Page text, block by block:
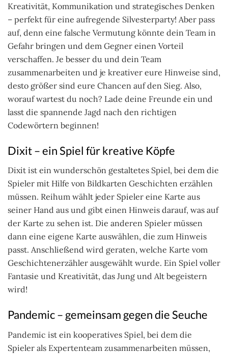
Kreativität, Kommunikation und strategisches Denken
– perfekt für eine aufregende Silvesterparty! Aber pass
auf, denn eine falsche Vermutung könnte dein Team in
Gefahr bringen und dem Gegner einen Vorteil
verschaffen. Je besser du und dein Team
zusammenarbeiten und je kreativer eure Hinweise sind,
desto größer sind eure Chancen auf den Sieg. Also,
worauf wartest du noch? Lade deine Freunde ein und
lasst die spannende Jagd nach den richtigen
Codewörtern beginnen!
Dixit – ein Spiel für kreative Köpfe
Dixit ist ein wunderschön gestaltetes Spiel, bei dem die
Spieler mit Hilfe von Bildkarten Geschichten erzählen
müssen. Reihum wählt jeder Spieler eine Karte aus
seiner Hand aus und gibt einen Hinweis darauf, was auf
der Karte zu sehen ist. Die anderen Spieler müssen
dann eine eigene Karte auswählen, die zum Hinweis
passt. Anschließend wird geraten, welche Karte vom
Geschichtenerzähler ausgewählt wurde. Ein Spiel voller
Fantasie und Kreativität, das Jung und Alt begeistern
wird!
Pandemic – gemeinsam gegen die Seuche
Pandemic ist ein kooperatives Spiel, bei dem die
Spieler als Expertenteam zusammenarbeiten müssen,